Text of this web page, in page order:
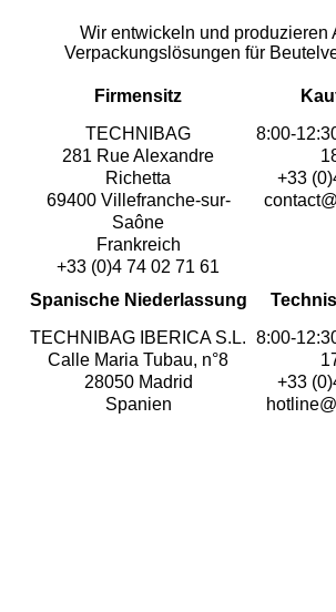
Wir entwickeln und produzieren
Verpackungslösungen für
Firmensitz
TECHNIBAG
281 Rue Alexandre
Richetta
69400 Villefranche-sur-
Saône
Frankreich
+33 (0)4 74 02 71 61
8:00-
+33
Spanische Niederlassung
TECHNIBAG IBERICA S.L.
Calle Maria Tubau, n°8
28050 Madrid
Spanien
8:00-
+33